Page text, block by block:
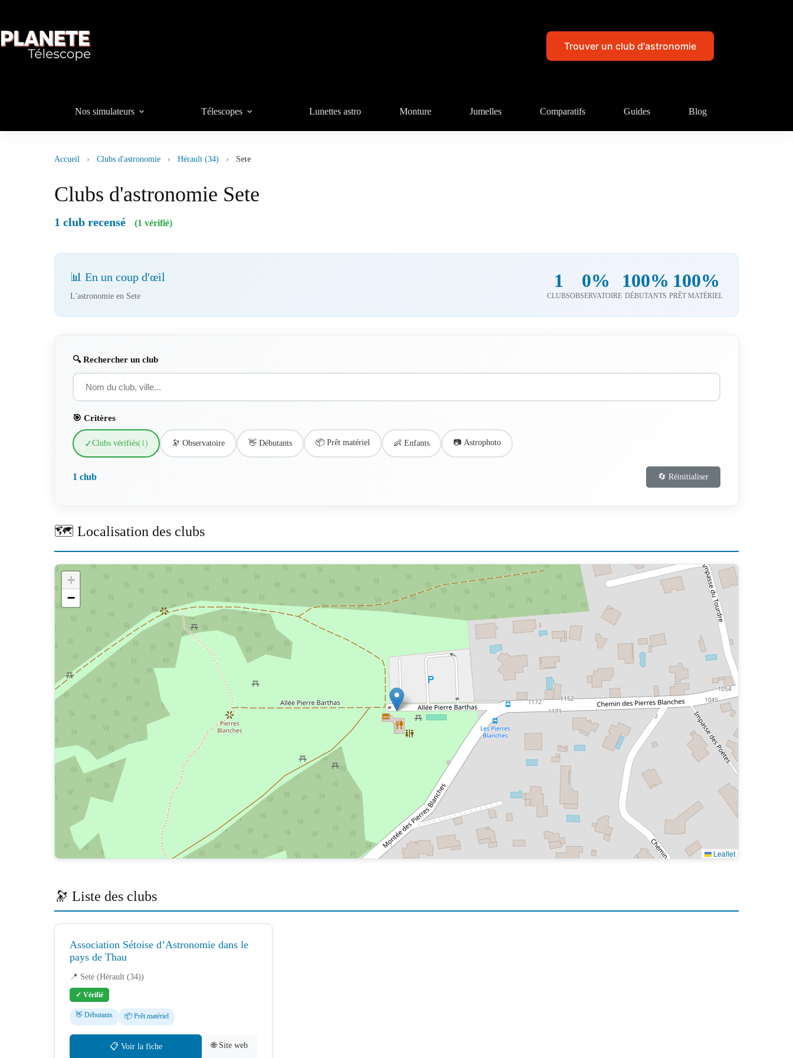
Trouver un club d'astronomie
Nos simulateurs Télescopes Lunettes astro Monture Jumelles Comparatifs Guides Blog
Accueil › Clubs d'astronomie › Hérault (34) › Sete
Clubs d'astronomie Sete
1 club recensé (1 vérifié)
📊 En un coup d'œil
L'astronomie en Sete
1
CLUBS
0%
OBSERVATOIRE
100%
DÉBUTANTS
100%
PRÊT MATÉRIEL
🔍 Rechercher un club
🎯 Critères
✓Clubs vérifiés(1) 🔭 Observatoire 👋 Débutants 📦 Prêt matériel 👶 Enfants 📷 Astrophoto
1 club 🔄 Réinitialiser
🗺️ Localisation des clubs
+
−
Leaflet
🔭 Liste des clubs
Association Sétoise d’Astronomie dans le
pays de Thau
📍 Sete (Hérault (34))
✓ Vérifié
👋 Débutants 📦 Prêt matériel
📋 Voir la fiche 🌐 Site web